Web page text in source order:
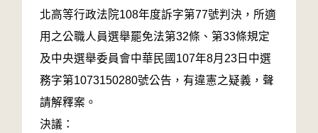
北高等行政法院108年度訴字第77號判決，所適
用之公職人員選舉罷免法第32條、第33條規定
及中央選舉委員會中華民國107年8月23日中選
務字第1073150280號公告，有違憲之疑義，聲
請解釋案。
決議：